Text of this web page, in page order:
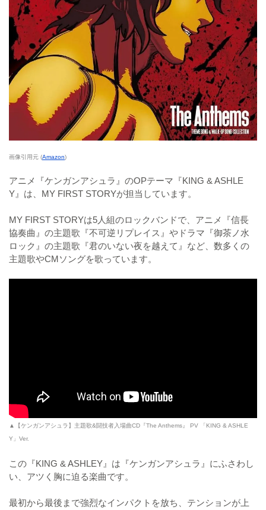
画像引用元 (Amazon)
アニメ『ケンガンアシュラ』のOPテーマ『KING & ASHLE
Y』は、MY FIRST STORYが担当しています。
MY FIRST STORYは5人組のロックバンドで、アニメ『信長
協奏曲』の主題歌『不可逆リプレイス』やドラマ『御茶ノ水
ロック』の主題歌『君のいない夜を越えて』など、数多くの
主題歌やCMソングを歌っています。
▲【ケンガンアシュラ】主題歌&闘技者入場曲CD『The Anthems』 PV 「KING & ASHLE
Y」Ver.
この『KING & ASHLEY』は『ケンガンアシュラ』にふさわし
い、アツく胸に迫る楽曲です。
最初から最後まで強烈なインパクトを放ち、テンションが上